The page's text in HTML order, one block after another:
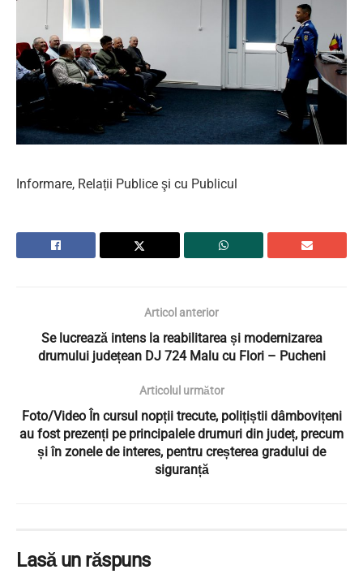
Informare, Relații Publice şi cu Publicul
Articol anterior
Se lucrează intens la reabilitarea și modernizarea
drumului județean DJ 724 Malu cu Flori – Pucheni
Articolul următor
Foto/Video În cursul nopții trecute, polițiștii dâmbovițeni
au fost prezenți pe principalele drumuri din județ, precum
și în zonele de interes, pentru creșterea gradului de
siguranță
Lasă un răspuns